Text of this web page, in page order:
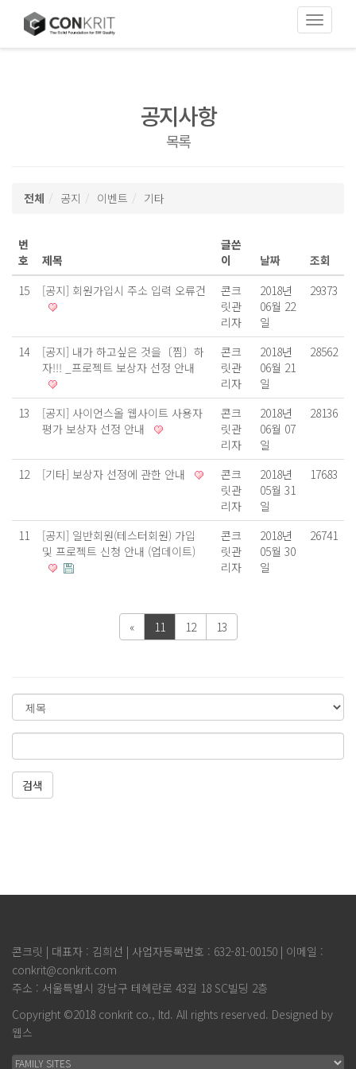
Toggle
공지사항
목록
전체 공지 이벤트 기타
번
호
제목
글쓴
이
날짜
조회
15
[공지] 회원가입시 주소 입력 오류건
콘크
릿관
리자
2018년
06월 22
일
29373
14 [공지] 내가 하고싶은 것을〔찜〕하
자!!! _프로젝트 보상자 선정 안내
콘크
릿관
리자
2018년
06월 21
일
28562
13 [공지] 사이언스올 웹사이트 사용자
평가 보상자 선정 안내
콘크
릿관
리자
2018년
06월 07
일
28136
12 [기타] 보상자 선정에 관한 안내
콘크
릿관
리자
2018년
05월 31
일
17683
11 [공지] 일반회원(테스터회원) 가입
및 프로젝트 신청 안내 (업데이트)
콘크
릿관
리자
2018년
05월 30
일
26741
« 11 12 13
검색
콘크릿 | 대표자 : 김희선 | 사업자등록번호 : 632-81-00150 | 이메일 :
conkrit@conkrit.com
주소 : 서울특별시 강남구 테헤란로 43길 18 SC빌딩 2층
Copyright ©2018 conkrit co., ltd. All rights reserved. Designed by
웹스